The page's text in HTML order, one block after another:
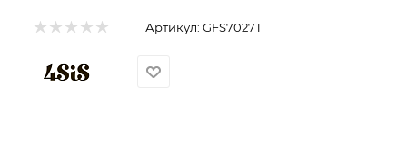
Артикул: GFS7027T